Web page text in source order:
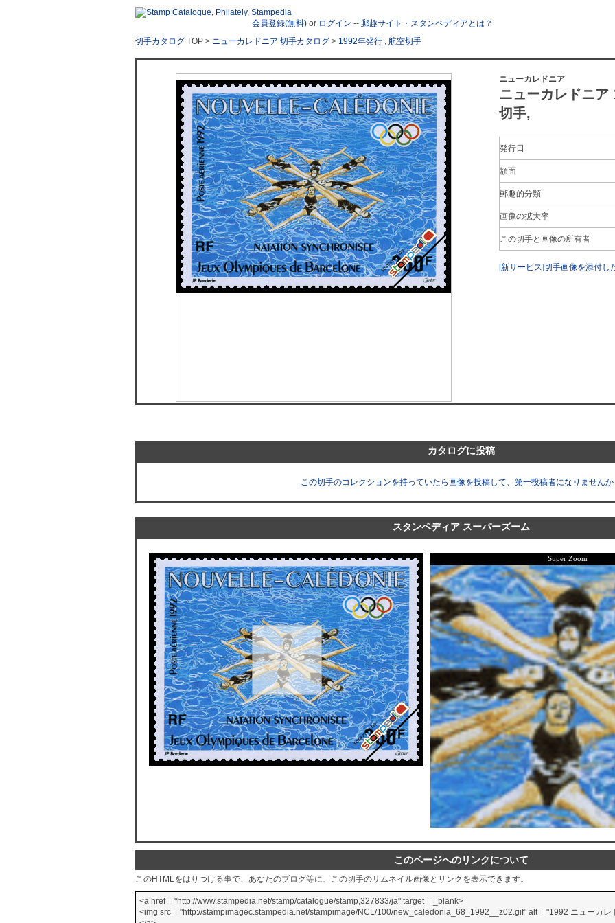
会員登録(無料) or ログイン -- 郵趣サイト・スタンペディアとは？
切手カタログ TOP > ニューカレドニア 切手カタログ > 1992年発行 , 航空切手
ニューカレドニア
ニューカレドニア
切手,
発行日
額面
郵趣的分類
画像の拡大率
この切手と画像の所有者
[新サービス]切手画像を添付し
カタログに投稿
この切手のコレクションを持っていたら画像を投稿して、第一投稿者になりません
スタンペディア スーパーズーム
このページへのリンクについて
このHTMLをはりつける事で、あなたのブログ等に、この切手のサムネイル画像とリンクを表示できます。